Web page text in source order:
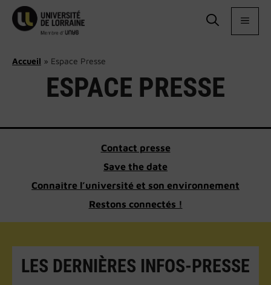
Aller
contenu
Accueil » Espace Presse
ESPACE PRESSE
Contact presse
Save the date
Connaître l’université et son environnement
Restons connectés !
LES DERNIÈRES INFOS-PRESSE